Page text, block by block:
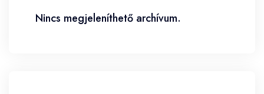
Nincs megjeleníthető archívum.